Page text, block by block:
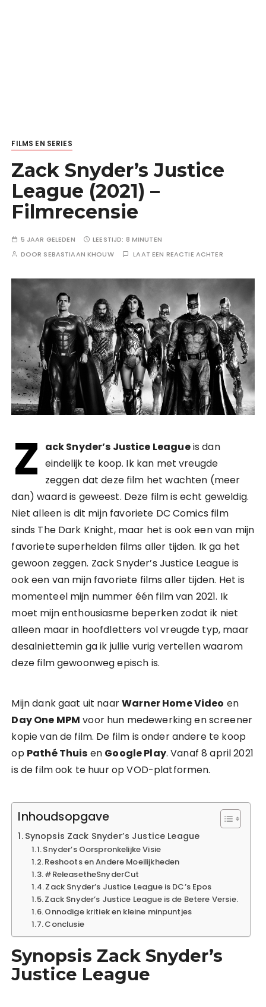
FILMS EN SERIES
Zack Snyder’s Justice
League (2021) –
Filmrecensie
5 JAAR GELEDEN LEESTIJD: 8 MINUTEN
DOOR SEBASTIAAN KHOUW LAAT EEN REACTIE ACHTER
Z ack Snyder’s Justice Leagueis dan
eindelijk te koop. Ik kan met vreugde
zeggen dat deze film het wachten (meer
dan) waard is geweest. Deze film is echt geweldig.
Niet alleen is dit mijn favoriete DC Comics film
sinds The Dark Knight, maar het is ook een van mijn
favoriete superhelden films aller tijden. Ik ga het
gewoon zeggen. Zack Snyder’s Justice League is
ook een van mijn favoriete films aller tijden. Het is
momenteel mijn nummer één film van 2021. Ik
moet mijn enthousiasme beperken zodat ik niet
alleen maar in hoofdletters vol vreugde typ, maar
desalniettemin ga ik jullie vurig vertellen waarom
deze film gewoonweg episch is.
Mijn dank gaat uit naarWarner Home Video en
Day One MPM voor hun medewerking en screener
kopie van de film. De film is onder andere te koop
op Pathé Thuis en Google Play. Vanaf 8 april 2021
is de film ook te huur op VOD-platformen.
Inhoudsopgave
Synopsis Zack Snyder’s Justice League
Snyder’s Oorspronkelijke Visie
Reshoots en Andere Moeilijkheden
#ReleasetheSnyderCut
Zack Snyder’s Justice League is DC’s Epos
Zack Snyder’s Justice League is de Betere Versie.
Onnodige kritiek en kleine minpuntjes
Conclusie
Synopsis Zack Snyder’s
Justice League